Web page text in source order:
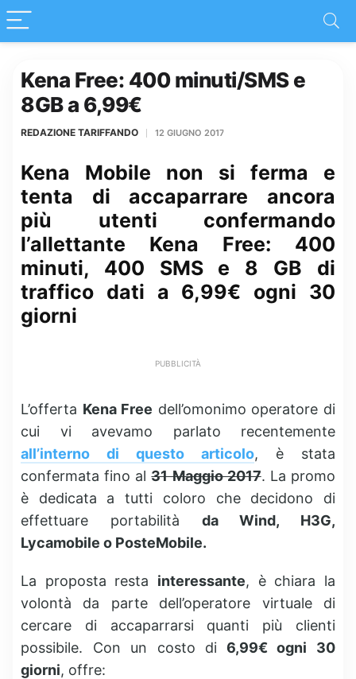
Kena Free: 400 minuti/SMS e
8GB a 6,99€
REDAZIONE TARIFFANDO 12 GIUGNO 2017
Kena Mobile non si ferma e
tenta di accaparrare ancora
più utenti confermando
l’allettante Kena Free: 400
minuti, 400 SMS e 8 GB di
traffico dati a 6,99€ ogni 30
giorni
PUBBLICITÀ
L’offerta Kena Free dell’omonimo operatore di
cui vi avevamo parlato recentemente
all’interno di questo articolo, è stata
confermata fino al31 Maggio 2017. La promo
è dedicata a tutti coloro che decidono di
effettuare portabilità da Wind, H3G,
Lycamobile o PosteMobile.
La proposta resta interessante, è chiara la
volontà da parte dell’operatore virtuale di
cercare di accaparrarsi quanti più clienti
possibile. Con un costo di 6,99€ ogni 30
giorni, offre: